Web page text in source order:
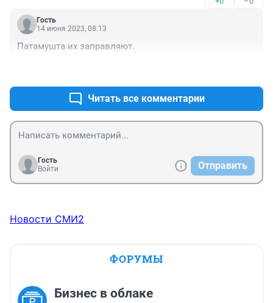
не хотят использовать, видимо властям сейчас
выгодно чтобы эти дроны залетали на территорию РФ
и держали в страхе население
Гость
14 июня 2023, 08:13
Патамушта их заправляют.
Читать все комментарии
Гость
Войти
Отправить
Новости СМИ2
ФОРУМЫ
Бизнес в облаке